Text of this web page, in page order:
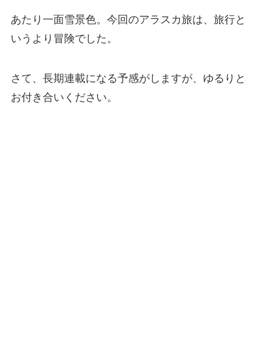
あたり一面雪景色。今回のアラスカ旅は、旅行と
いうより冒険でした。
さて、長期連載になる予感がしますが、ゆるりと
お付き合いください。